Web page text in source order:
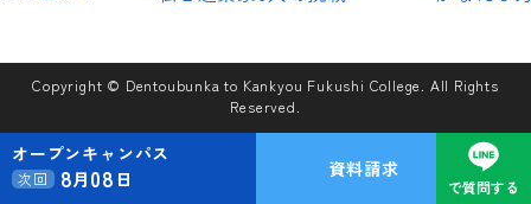
オープンキャンパス
次回 8月08 日 資料請求
で質問する
Copyright © Dentoubunka to Kankyou Fukushi College. All Rights
Reserved.